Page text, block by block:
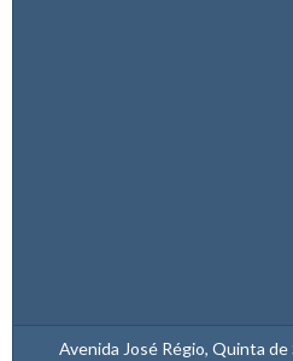
Avenida José Régio, Quinta